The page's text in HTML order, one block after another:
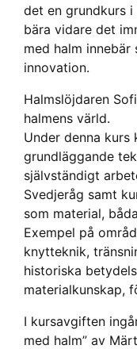
det en grundkurs
bära vidare det
med halm
innovation.
Halmslöjdaren
halmens värld.
Under denna
grundläggande
självständigt
Svedjeråg samt
som material,
Exempel på
knytteknik,
historiska
materialkunskap,
I kursavgiften
med halm” av